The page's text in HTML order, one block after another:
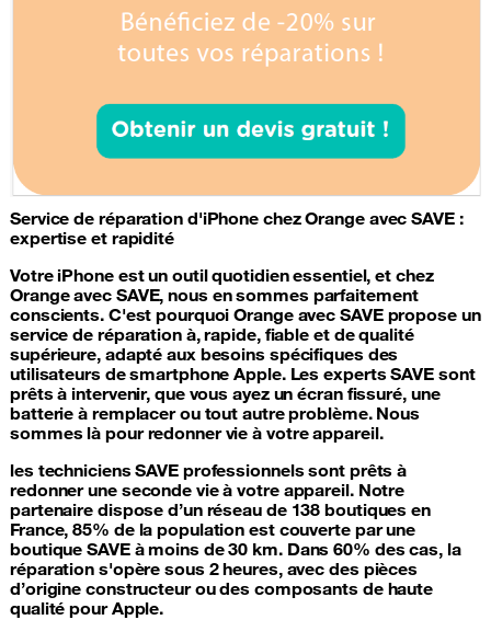
Service de réparation d'iPhone chez Orange avec SAVE :
expertise et rapidité
Votre iPhone est un outil quotidien essentiel, et chez
Orange avec SAVE, nous en sommes parfaitement
conscients. C'est pourquoi Orange avec SAVE propose un
service de réparation à, rapide, fiable et de qualité
supérieure, adapté aux besoins spécifiques des
utilisateurs de smartphone Apple. Les experts SAVE sont
prêts à intervenir, que vous ayez un écran fissuré, une
batterie à remplacer ou tout autre problème. Nous
sommes là pour redonner vie à votre appareil.
les techniciens SAVE professionnels sont prêts à
redonner une seconde vie à votre appareil. Notre
partenaire dispose d’un réseau de 138 boutiques en
France, 85% de la population est couverte par une
boutique SAVE à moins de 30 km. Dans 60% des cas, la
réparation s'opère sous 2 heures, avec des pièces
d’origine constructeur ou des composants de haute
qualité pour Apple.